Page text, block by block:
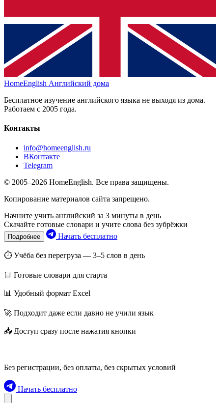
HomeEnglish Английский дома
Бесплатное изучение английского языка не выходя из дома.
Работаем с 2005 года.
Контакты
info@homeenglish.ru
ВКонтакте
Telegram
© 2005–2026 HomeEnglish. Все права защищены.
Копирование материалов сайта запрещено.
Начните учить английский за 3 минуты в день
Скачайте готовые словари и учите слова без зубрёжки
Подробнее Начать бесплатно
⏱ Учёба без перегруза — 3–5 слов в день
📘 Готовые словари для старта
📊 Удобный формат Excel
🚀 Подходит даже если давно не учили язык
📥 Доступ сразу после нажатия кнопки
Без регистрации, без оплаты, без скрытых условий
Начать бесплатно